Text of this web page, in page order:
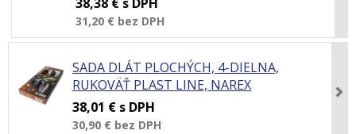
31,20 € bez DPH
SADA DLÁT PLOCHÝCH, 4-DIELNA,
RUKOVÄŤ PLAST LINE, NAREX
38,01 € s DPH
30,90 € bez DPH